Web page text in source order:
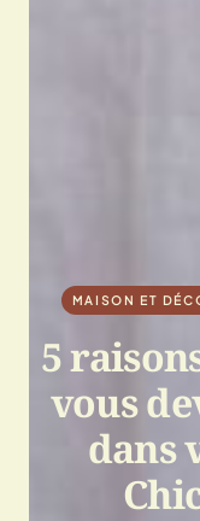
MAISON ET
5
vous
dans